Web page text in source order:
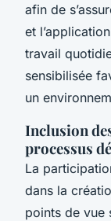
afin de
et
travail
sensibilisée
un
Inclusion
processus
La
dans la
points de vue